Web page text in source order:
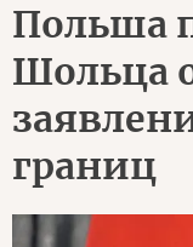
Польша
Шольца
границ